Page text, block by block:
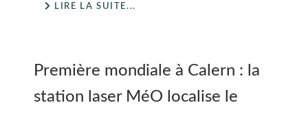
LIRE LA SUITE...
Première mondiale à Calern : la
station laser MéO localise le